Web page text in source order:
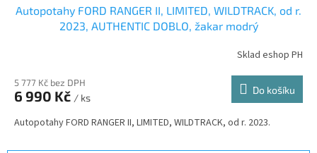
Autopotahy FORD RANGER II, LIMITED, WILDTRACK, od r.
2023, AUTHENTIC DOBLO, žakar modrý
Sklad eshop PH
5 777 Kč bez DPH
6 990 Kč / ks
Do košíku
Autopotahy FORD RANGER II, LIMITED, WILDTRACK, od r. 2023.